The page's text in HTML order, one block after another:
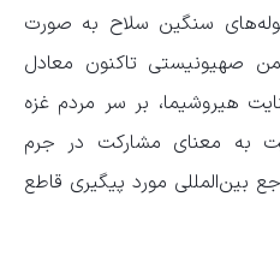
سنگین سلاح به صورت
صهیونیستی تاکنون معادل
هیروشیما، بر سر مردم غزه
به معنای مشارکت در جرم
بین‌المللی مورد پیگیری قاطع